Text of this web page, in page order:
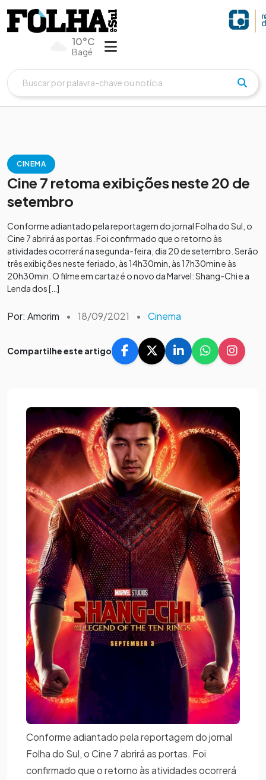
10°C
Bagé
CINEMA
Cine 7 retoma exibições neste 20 de
setembro
Conforme adiantado pela reportagem do jornal Folha do Sul, o
Cine 7 abrirá as portas. Foi confirmado que o retorno às
atividades ocorrerá na segunda-feira, dia 20 de setembro. Serão
três exibições neste feriado, às 14h30min, às 17h30min e às
20h30min. O filme em cartaz é o novo da Marvel: Shang-Chi e a
Lenda dos […]
Por: Amorim • 18/09/2021 • Cinema
Compartilhe este artigo
Conforme adiantado pela reportagem do jornal
Folha do Sul, o Cine 7 abrirá as portas. Foi
confirmado que o retorno às atividades ocorrerá